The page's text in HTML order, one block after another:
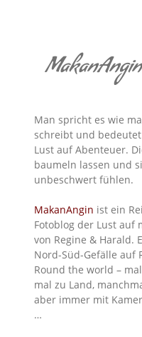
MakanAngin
Man spricht es wie
schreibt und
Lust auf Abenteuer.
baumeln lassen und
unbeschwert fühlen.
MakanAngin ist ein
Fotoblog der Lust auf
von Regine & Harald.
Nord-Süd-Gefälle auf
Round the world –
mal zu Land,
aber immer mit
…